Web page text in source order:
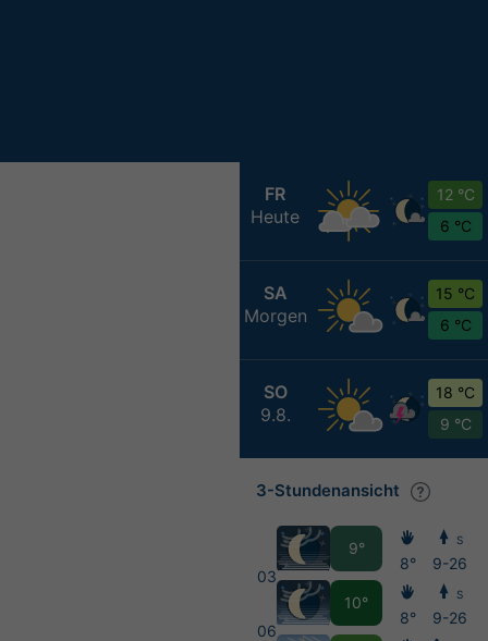
FR
Heute
12 °C
6 °C
SA
Morgen
15 °C
6 °C
SO
9.8.
18 °C
9 °C
3-Stundenansicht
03
06
9°
10°
8°
8°
S
9-26
S
9-26